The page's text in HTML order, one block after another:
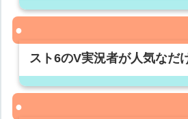
スト6のV実況者が人気なだ